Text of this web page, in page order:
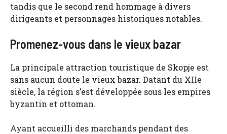
tandis que le second rend hommage à divers
dirigeants et personnages historiques notables.
Promenez-vous dans le vieux bazar
La principale attraction touristique de Skopje est
sans aucun doute le vieux bazar. Datant du XIIe
siècle, la région s’est développée sous les empires
byzantin et ottoman.
Ayant accueilli des marchands pendant des